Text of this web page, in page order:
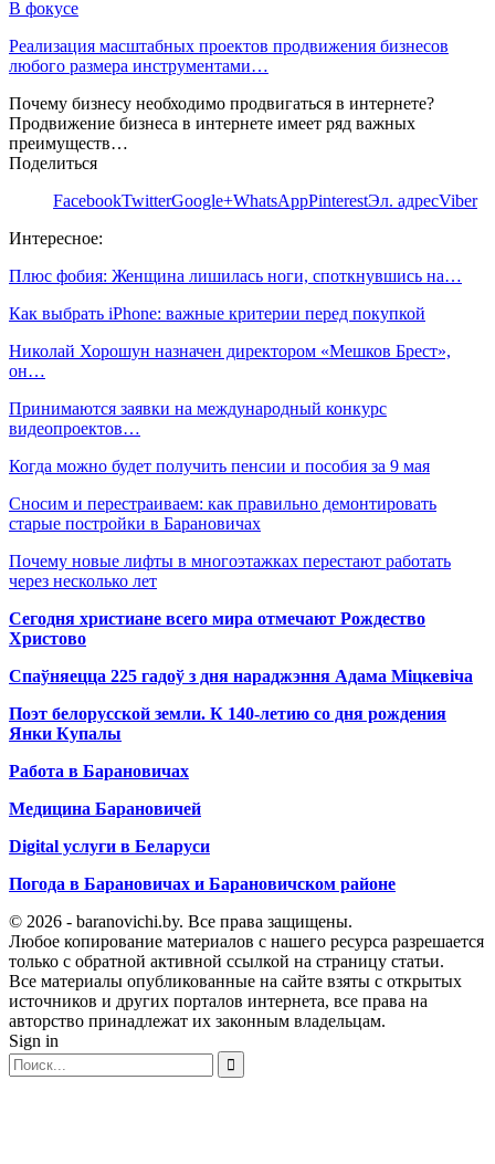
В фокусе
Реализация масштабных проектов продвижения бизнесов
любого размера инструментами…
Почему бизнесу необходимо продвигаться в интернете?
Продвижение бизнеса в интернете имеет ряд важных
преимуществ…
Поделиться
FacebookTwitterGoogle+WhatsAppPinterestЭл. адресViber
Интересное:
Плюс фобия: Женщина лишилась ноги, споткнувшись на…
Как выбрать iPhone: важные критерии перед покупкой
Николай Хорошун назначен директором «Мешков Брест»,
он…
Принимаются заявки на международный конкурс
видеопроектов…
Когда можно будет получить пенсии и пособия за 9 мая
Сносим и перестраиваем: как правильно демонтировать
старые постройки в Барановичах
Почему новые лифты в многоэтажках перестают работать
через несколько лет
Сегодня христиане всего мира отмечают Рождество
Христово
Спаўняецца 225 гадоў з дня нараджэння Адама Міцкевіча
Поэт белорусской земли. К 140-летию со дня рождения
Янки Купалы
Работа в Барановичах
Медицина Барановичей
Digital услуги в Беларуси
Погода в Барановичах и Барановичском районе
© 2026 - baranovichi.by. Все права защищены.
Любое копирование материалов с нашего ресурса разрешается
только с обратной активной ссылкой на страницу статьи.
Все материалы опубликованные на сайте взяты с открытых
источников и других порталов интернета, все права на
авторство принадлежат их законным владельцам.
Sign in